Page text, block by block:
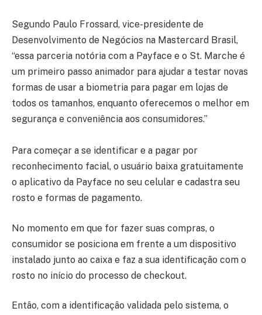
Segundo Paulo Frossard, vice-presidente de
Desenvolvimento de Negócios na Mastercard Brasil,
“essa parceria notória com a Payface e o St. Marche é
um primeiro passo animador para ajudar a testar novas
formas de usar a biometria para pagar em lojas de
todos os tamanhos, enquanto oferecemos o melhor em
segurança e conveniência aos consumidores.”
Para começar a se identificar e a pagar por
reconhecimento facial, o usuário baixa gratuitamente
o aplicativo da Payface no seu celular e cadastra seu
rosto e formas de pagamento.
No momento em que for fazer suas compras, o
consumidor se posiciona em frente a um dispositivo
instalado junto ao caixa e faz a sua identificação com o
rosto no início do processo de checkout.
Então, com a identificação validada pelo sistema, o